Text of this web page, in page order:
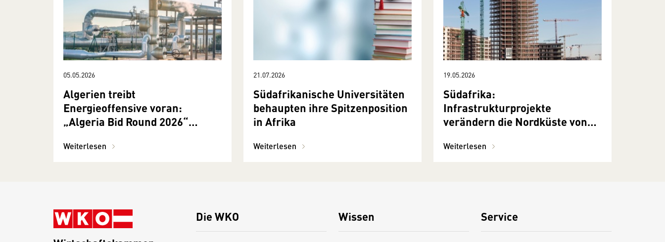
05.05.2026
Algerien treibt
Energieoffensive voran:
„Algeria Bid Round 2026“
internationale Investoren
Weiterlesen
21.07.2026
Südafrikanische Universitäten
behaupten ihre Spitzenposition
in Afrika
Weiterlesen
19.05.2026
Südafrika:
Infrastrukturprojekte
verändern die Nordküste von
Weiterlesen
Die WKO Wissen Service